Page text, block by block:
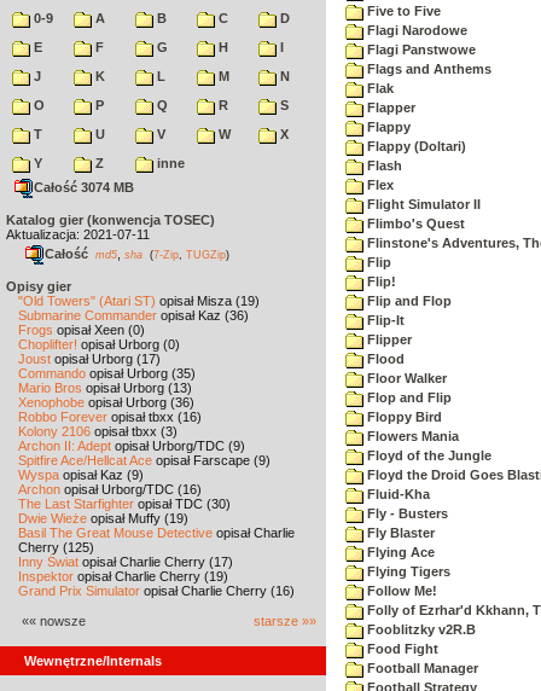
0-9 A B C
D
E
F G H
I
J
K L M
N
O
P Q R
S
T
U V W
X
Y
Z
inne
Całość 3074 MB
Katalog gier (konwencja TOSEC)
Aktualizacja: 2021-07-11
Całość md5 sha (7-Zip TUGZip)
Opisy gier
"Old Towers" (Atari ST) opisał Misza (19)
Submarine Commander opisał Kaz (36)
Frogs opisał Xeen (0)
Choplifter! opisał Urborg (0)
Joust opisał Urborg (17)
Commando opisał Urborg (35)
Mario Bros opisał Urborg (13)
Xenophobe opisał Urborg (36)
Robbo Forever opisał tbxx (16)
Kolony 2106 opisał tbxx (3)
Archon II: Adept opisał Urborg/TDC (9)
Spitfire Ace/Hellcat Ace opisał Farscape (9)
Wyspa opisał Kaz (9)
Archon opisał Urborg/TDC (16)
The Last Starfighter opisał TDC (30)
Dwie Wieże opisał Muffy (19)
Basil The Great Mouse Detective opisał Charlie
Cherry (125)
Inny Świat opisał Charlie Cherry (17)
Inspektor opisał Charlie Cherry (19)
Grand Prix Simulator opisał Charlie Cherry (16)
«« nowsze starsze »»
Wewnętrzne/Internals
Five to Five
Flagi Narodowe
Flagi Panstwowe
Flags and Anthems
Flak
Flapper
Flappy
Flappy (Doltari)
Flash
Flex
Flight Simulator II
Flimbo's Quest
Flinstone's Adventures,
Flip
Flip!
Flip and Flop
Flip-It
Flipper
Flood
Floor Walker
Flop and Flip
Floppy Bird
Flowers Mania
Floyd of the Jungle
Floyd the Droid Goes
Fluid-Kha
Fly - Busters
Fly Blaster
Flying Ace
Flying Tigers
Follow Me!
Folly of Ezrhar'd Kkhann,
Fooblitzky v2R.B
Food Fight
Football Manager
Football Strategy